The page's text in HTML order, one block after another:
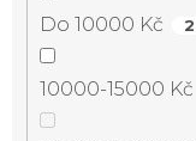
Do 10000 Kč 2
10000-15000 Kč